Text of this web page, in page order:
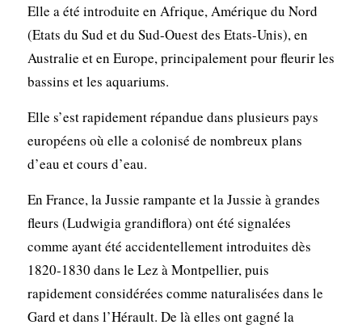
Elle a été introduite en Afrique, Amérique du Nord
(Etats du Sud et du Sud-Ouest des Etats-Unis), en
Australie et en Europe, principalement pour fleurir les
bassins et les aquariums.
Elle s’est rapidement répandue dans plusieurs pays
européens où elle a colonisé de nombreux plans
d’eau et cours d’eau.
En France, la Jussie rampante et la Jussie à grandes
fleurs (Ludwigia grandiflora) ont été signalées
comme ayant été accidentellement introduites dès
1820-1830 dans le Lez à Montpellier, puis
rapidement considérées comme naturalisées dans le
Gard et dans l’Hérault. De là elles ont gagné la